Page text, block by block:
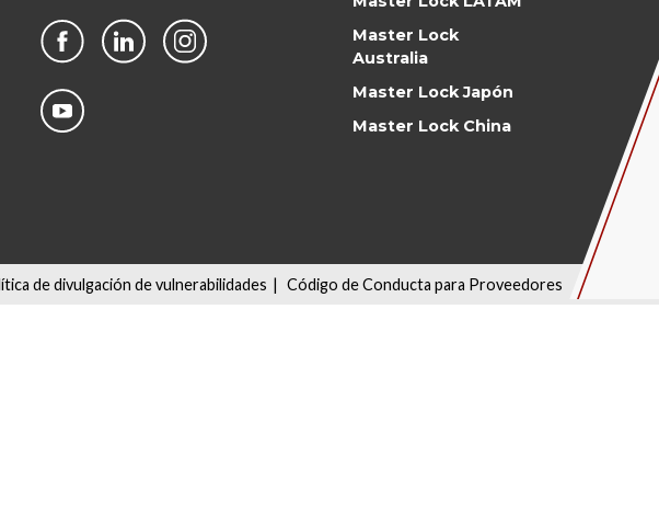
Master Lock
Australia
Master Lock Japón
Master Lock China
de divulgación de vulnerabilidades | Código de Conducta para Proveedores